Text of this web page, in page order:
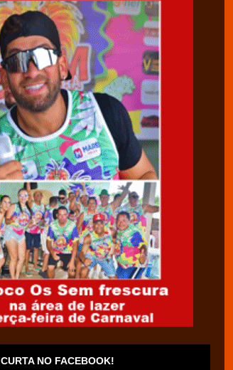
CURTA NO FACEBOOK!